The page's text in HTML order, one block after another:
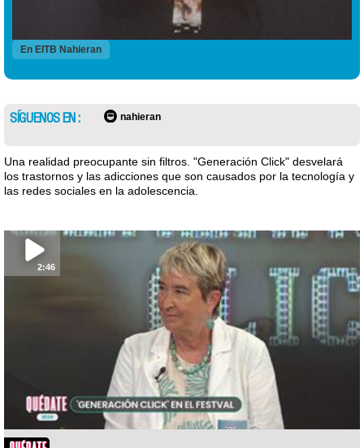
En EITB Nahieran
SÍGUENOS EN : nahieran
Una realidad preocupante sin filtros. "Generación Click" desvelará
los trastornos y las adicciones que son causados por la tecnología y
las redes sociales en la adolescencia.
2:46